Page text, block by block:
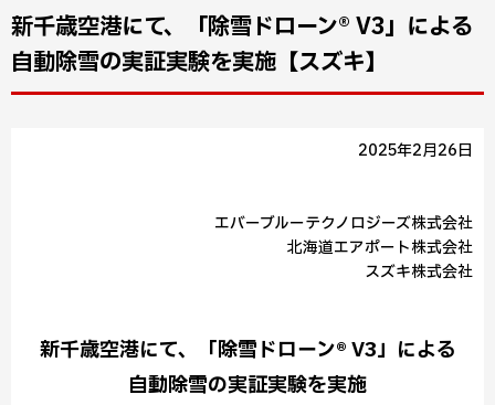
新千歳空港にて、「除雪ドローン® V3」による
自動除雪の実証実験を実施【スズキ】
2025年2月26日
エバーブルーテクノロジーズ株式会社
北海道エアポート株式会社
スズキ株式会社
新千歳空港にて、「除雪ドローン® V3」による
自動除雪の実証実験を実施